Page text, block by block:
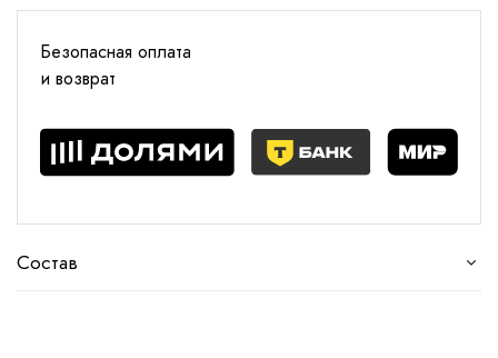
Безопасная оплата
и возврат
Состав